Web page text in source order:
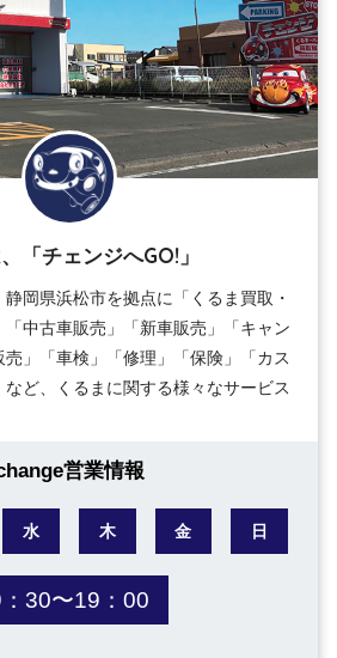
「チェンジへGO!」
岡県浜松市を拠点に「くるま買取・
中古車販売」「新車販売」「キャン
」「車検」「修理」「保険」「カス
ど、くるまに関する様々なサービス
営業情報
水 木 金 日
30〜19：00